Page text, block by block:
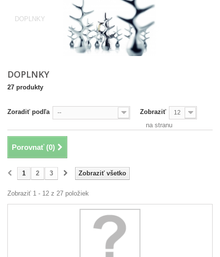
DOPLNKY
DOPLNKY
27 produkty
Zoradiť podľa -- Zobraziť 12
na stranu
Porovnať (0)
Zobraziť všetko
1 2 3
Zobraziť 1 - 12 z 27 položiek